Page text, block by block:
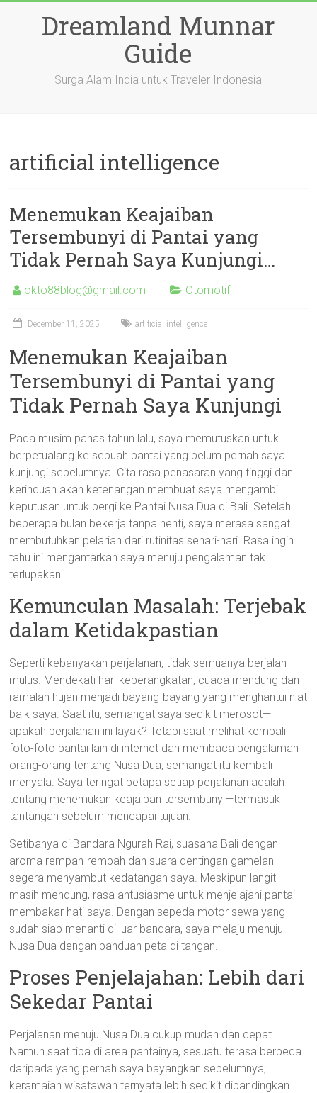
Dreamland Munnar
Guide
Surga Alam India untuk Traveler Indonesia
artificial intelligence
Menemukan Keajaiban
Tersembunyi di Pantai yang
Tidak Pernah Saya Kunjungi…
okto88blog@gmail.com Otomotif
December 11, 2025 artificial intelligence
Menemukan Keajaiban
Tersembunyi di Pantai yang
Tidak Pernah Saya Kunjungi
Pada musim panas tahun lalu, saya memutuskan untuk
berpetualang ke sebuah pantai yang belum pernah saya
kunjungi sebelumnya. Cita rasa penasaran yang tinggi dan
kerinduan akan ketenangan membuat saya mengambil
keputusan untuk pergi ke Pantai Nusa Dua di Bali. Setelah
beberapa bulan bekerja tanpa henti, saya merasa sangat
membutuhkan pelarian dari rutinitas sehari-hari. Rasa ingin
tahu ini mengantarkan saya menuju pengalaman tak
terlupakan.
Kemunculan Masalah: Terjebak
dalam Ketidakpastian
Seperti kebanyakan perjalanan, tidak semuanya berjalan
mulus. Mendekati hari keberangkatan, cuaca mendung dan
ramalan hujan menjadi bayang-bayang yang menghantui niat
baik saya. Saat itu, semangat saya sedikit merosot—
apakah perjalanan ini layak? Tetapi saat melihat kembali
foto-foto pantai lain di internet dan membaca pengalaman
orang-orang tentang Nusa Dua, semangat itu kembali
menyala. Saya teringat betapa setiap perjalanan adalah
tentang menemukan keajaiban tersembunyi—termasuk
tantangan sebelum mencapai tujuan.
Setibanya di Bandara Ngurah Rai, suasana Bali dengan
aroma rempah-rempah dan suara dentingan gamelan
segera menyambut kedatangan saya. Meskipun langit
masih mendung, rasa antusiasme untuk menjelajahi pantai
membakar hati saya. Dengan sepeda motor sewa yang
sudah siap menanti di luar bandara, saya melaju menuju
Nusa Dua dengan panduan peta di tangan.
Proses Penjelajahan: Lebih dari
Sekedar Pantai
Perjalanan menuju Nusa Dua cukup mudah dan cepat.
Namun saat tiba di area pantainya, sesuatu terasa berbeda
daripada yang pernah saya bayangkan sebelumnya;
keramaian wisatawan ternyata lebih sedikit dibandingkan